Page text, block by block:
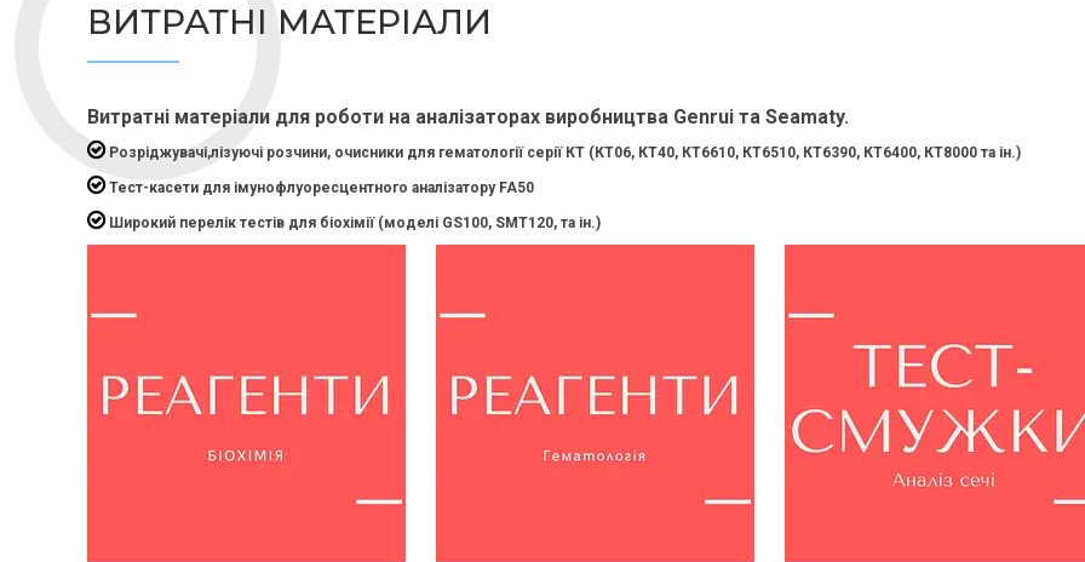
ВИТРАТНІ МАТЕРІАЛИ
Витратні матеріали для роботи на аналізаторах виробництва Genrui та Seamaty.
Розріджувачі,лізуючі розчини, очисники для гематології серії КТ (КТ06, КТ40, КТ6610, КТ6510, КТ6390, КТ6400, КТ8000 та ін.)
Тест-касети для імунофлуоресцентного аналізатору FA50
Широкий перелік тестів для біохімії (моделі GS100, SMT120, та ін.)